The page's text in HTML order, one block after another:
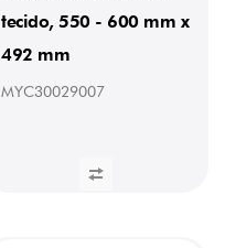
tecido, 550 - 600 mm x
492 mm
MYC30029007